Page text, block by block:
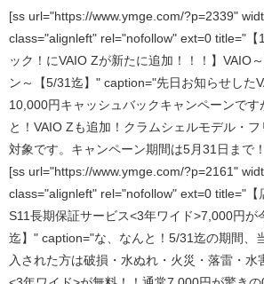
[ss url="https://www.ymge.com/?p=2339"
class="alignleft" rel="nofollow" ext=0 title="【
ック！にVAIO Zが新たに追加！！！】VAIO
ン～【5/31迄】" caption="先日お知らせした
10,000円キャッシュバックキャンペーンです
と！VAIO Zも追加！クラムシェルモデル・
対象です。キャンペーン期間は5月31日まで
[ss url="https://www.ymge.com/?p=2161"
class="alignleft" rel="nofollow" ext=0 title="【
S11長期保証サービス<3年ワイド>7,000円が
迄】" caption="な、なんと！5/31迄の期間、
入された方は破損・水ぬれ・火災・落雷・水